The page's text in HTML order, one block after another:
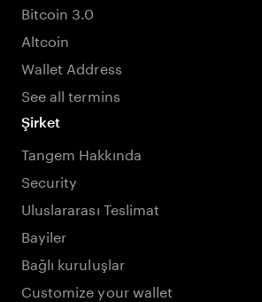
Bitcoin 3.0
Altcoin
Wallet Address
See all termins
Şirket
Tangem Hakkında
Security
Uluslararası Teslimat
Bayiler
Bağlı kuruluşlar
Customize your wallet